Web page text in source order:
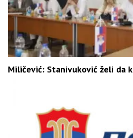
Miličević: Stanivuković želi da